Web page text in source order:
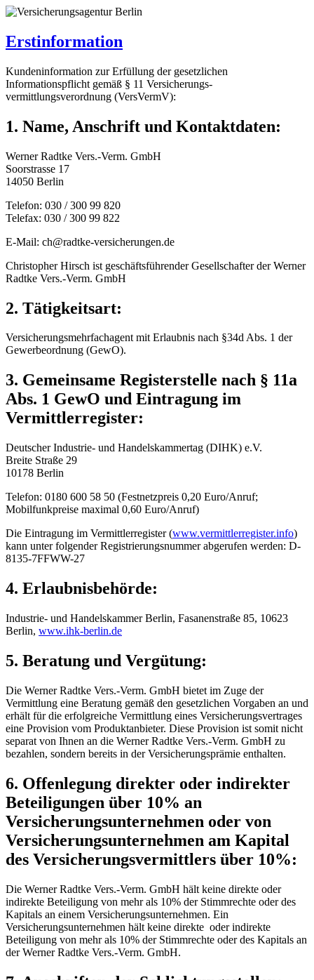
Erstinformation
Kundeninformation zur Erfüllung der gesetzlichen
Informationspflicht gemäß § 11 Versicherungs-
vermittlungsverordnung (VersVermV):
1. Name, Anschrift und Kontaktdaten:
Werner Radtke Vers.-Verm. GmbH
Soorstrasse 17
14050 Berlin
Telefon: 030 / 300 99 820
Telefax: 030 / 300 99 822
E-Mail: ch@radtke-versicherungen.de
Christopher Hirsch ist geschäftsführender Gesellschafter der Werner
Radtke Vers.-Verm. GmbH
2. Tätigkeitsart:
Versicherungsmehrfachagent mit Erlaubnis nach §34d Abs. 1 der
Gewerbeordnung (GewO).
3. Gemeinsame Registerstelle nach § 11a
Abs. 1 GewO und Eintragung im
Vermittlerregister:
Deutscher Industrie- und Handelskammertag (DIHK) e.V.
Breite Straße 29
10178 Berlin
Telefon: 0180 600 58 50 (Festnetzpreis 0,20 Euro/Anruf;
Mobilfunkpreise maximal 0,60 Euro/Anruf)
Die Eintragung im Vermittlerregister (www.vermittlerregister.info)
kann unter folgender Registrierungsnummer abgerufen werden: D-
8135-7FFWW-27
4. Erlaubnisbehörde:
Industrie- und Handelskammer Berlin, Fasanenstraße 85, 10623
Berlin, www.ihk-berlin.de
5. Beratung und Vergütung:
Die Werner Radtke Vers.-Verm. GmbH bietet im Zuge der
Vermittlung eine Beratung gemäß den gesetzlichen Vorgaben an und
erhält für die erfolgreiche Vermittlung eines Versicherungsvertrages
eine Provision vom Produktanbieter. Diese Provision ist somit nicht
separat von Ihnen an die Werner Radtke Vers.-Verm. GmbH zu
bezahlen, sondern bereits in der Versicherungsprämie enthalten.
6. Offenlegung direkter oder indirekter
Beteiligungen über 10% an
Versicherungsunternehmen oder von
Versicherungsunternehmen am Kapital
des Versicherungsvermittlers über 10%:
Die Werner Radtke Vers.-Verm. GmbH hält keine direkte oder
indirekte Beteiligung von mehr als 10% der Stimmrechte oder des
Kapitals an einem Versicherungsunternehmen. Ein
Versicherungsunternehmen hält keine direkte oder indirekte
Beteiligung von mehr als 10% der Stimmrechte oder des Kapitals an
der Werner Radtke Vers.-Verm. GmbH.